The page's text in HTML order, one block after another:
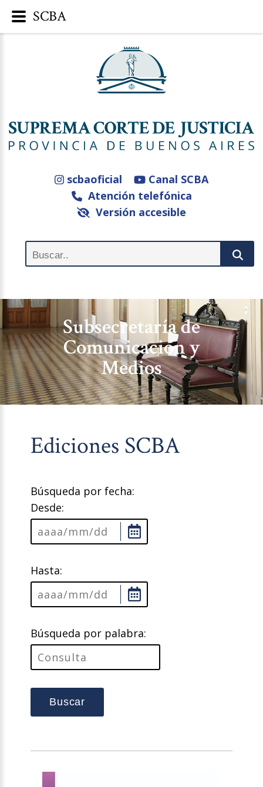
scbaoficial
Canal SCBA
Atención telefónica
Versión accesible
Subsecretaría de
Comunicación y
Medios
Ediciones SCBA
Búsqueda por fecha:
Desde:
Hasta:
Búsqueda por palabra:
Buscar
SCBA